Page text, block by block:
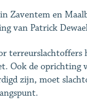
Zaventem en
van Patrick
Ook de
zijn, moet